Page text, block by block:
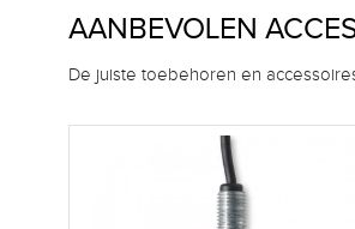
AANBEVOLEN
De juiste toebehoren en